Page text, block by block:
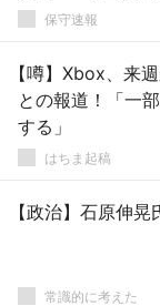
忘れただけ」と
保守速報
【噂】Xbox、来
との報道！「一
する」
はちま起稿
【政治】石原伸
常識的に考えた